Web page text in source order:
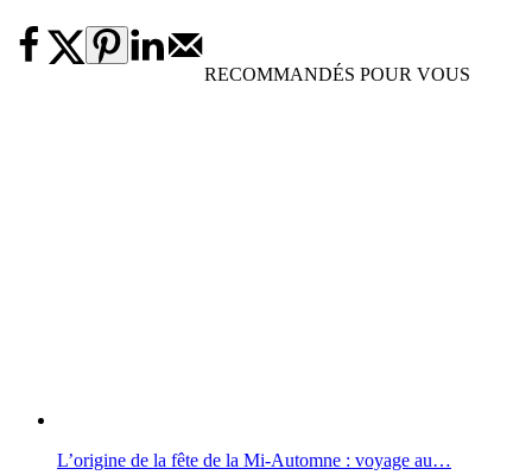
RECOMMANDÉS POUR VOUS
L’origine de la fête de la Mi-Automne : voyage au…